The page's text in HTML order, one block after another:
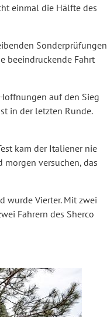
einmal die Hälfte des
Sonderprüfungen
beeindruckende Fahrt
auf den Sieg
in der letzten Runde.
kam der Italiener nie
morgen versuchen, das
wurde Vierter. Mit zwei
Fahrern des Sherco